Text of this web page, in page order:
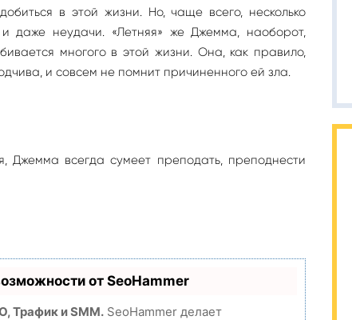
в этой жизни. Но, чаще всего, несколько
даже неудачи. «Летняя» же Джемма, наоборот,
многого в этой жизни. Она, как правило,
и совсем не помнит причиненного ей зла.
Джемма всегда сумеет преподать, преподнести
от SeoHammer
Трафик и SMM. SeoHammer делает